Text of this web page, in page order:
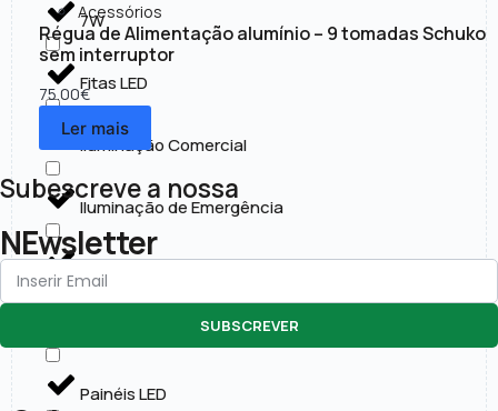
7W
Fitas LED
Iluminação Comercial
Iluminação de Emergência
Iluminação Exterior
Painéis LED
Acessórios
Régua de Alimentação alumínio – 9 tomadas Schuko
sem interruptor
75.00€
Ler mais
Subescreve a nossa
NEwsletter
SUBSCREVER